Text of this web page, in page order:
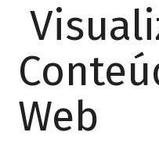
Web